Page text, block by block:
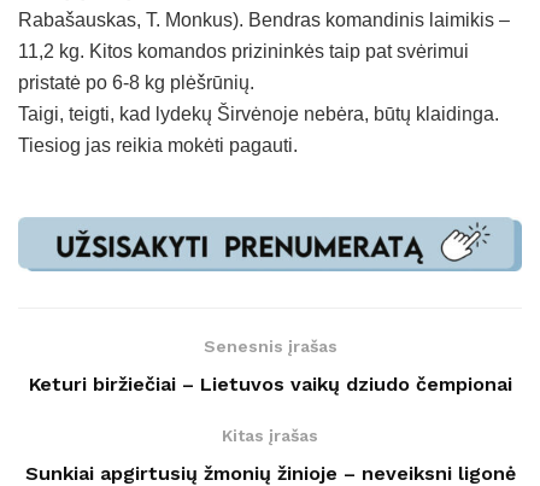
Rabašauskas, T. Monkus). Bendras komandinis laimikis –
11,2 kg. Kitos komandos prizininkės taip pat svėrimui
pristatė po 6-8 kg plėšrūnių.
Taigi, teigti, kad lydekų Širvėnoje nebėra, būtų klaidinga.
Tiesiog jas reikia mokėti pagauti.
Senesnis įrašas
Keturi biržiečiai – Lietuvos vaikų dziudo čempionai
Kitas įrašas
Sunkiai apgirtusių žmonių žinioje – neveiksni ligonė